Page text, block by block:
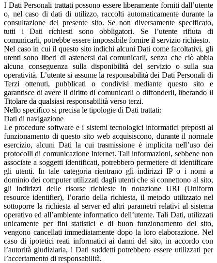
I Dati Personali trattati possono essere liberamente forniti dall’utente
o, nel caso di dati di utilizzo, raccolti automaticamente durante la
consultazione del presente sito. Se non diversamente specificato,
tutti i Dati richiesti sono obbligatori. Se l’utente rifiuta di
comunicarli, potrebbe essere impossibile fornire il servizio richiesto.
Nel caso in cui il questo sito indichi alcuni Dati come facoltativi, gli
utenti sono liberi di astenersi dal comunicarli, senza che ciò abbia
alcuna conseguenza sulla disponibilità del servizio o sulla sua
operatività. L’utente si assume la responsabilità dei Dati Personali di
Terzi ottenuti, pubblicati o condivisi mediante questo sito e
garantisce di avere il diritto di comunicarli o diffonderli, liberando il
Titolare da qualsiasi responsabilità verso terzi.
Nello specifico si precisa le tipologie di Dati trattati:
Dati di navigazione
Le procedure software e i sistemi tecnologici informatici preposti al
funzionamento di questo sito web acquisiscono, durante il normale
esercizio, alcuni Dati la cui trasmissione è implicita nell’uso dei
protocolli di comunicazione Internet. Tali informazioni, sebbene non
associate a soggetti identificati, potrebbero permettere di identificare
gli utenti. In tale categoria rientrano gli indirizzi IP o i nomi a
dominio dei computer utilizzati dagli utenti che si connettono al sito,
gli indirizzi delle risorse richieste in notazione URI (Uniform
resource identifier), l’orario della richiesta, il metodo utilizzato nel
sottoporre la richiesta al server ed altri parametri relativi al sistema
operativo ed all’ambiente informatico dell’utente. Tali Dati, utilizzati
unicamente per fini statistici e di buon funzionamento del sito,
vengono cancellati immediatamente dopo la loro elaborazione. Nel
caso di ipotetici reati informatici ai danni del sito, in accordo con
l’autorità giudiziaria, i Dati suddetti potrebbero essere utilizzati per
l’accertamento di responsabilità.